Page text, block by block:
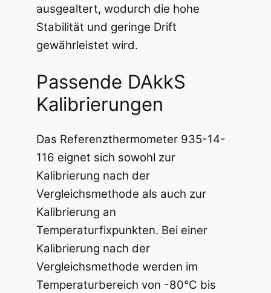
ausgealtert, wodurch die hohe
Stabilität und geringe Drift
gewährleistet wird.
Passende DAkkS
Kalibrierungen
Das Referenzthermometer 935-14-
116 eignet sich sowohl zur
Kalibrierung nach der
Vergleichsmethode als auch zur
Kalibrierung an
Temperaturfixpunkten. Bei einer
Kalibrierung nach der
Vergleichsmethode werden im
Temperaturbereich von -80°C bis